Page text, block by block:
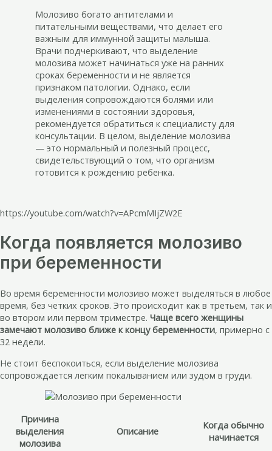
Молозиво богато антителами и
питательными веществами, что делает его
важным для иммунной защиты малыша.
Врачи подчеркивают, что выделение
молозива может начинаться уже на ранних
сроках беременности и не является
признаком патологии. Однако, если
выделения сопровождаются болями или
изменениями в состоянии здоровья,
рекомендуется обратиться к специалисту для
консультации. В целом, выделение молозива
— это нормальный и полезный процесс,
свидетельствующий о том, что организм
готовится к рождению ребенка.
https://youtube.com/watch?v=APcmMIjZW2E
Когда появляется молозиво
при беременности
Во время беременности молозиво может выделяться в любое
время, без четких сроков. Это происходит как в третьем, так и
во втором или первом триместре. Чаще всего женщины
замечают молозиво ближе к концу беременности, примерно с
32 недели.
Не стоит беспокоиться, если выделение молозива
сопровождается легким покалыванием или зудом в груди.
Причина
выделения
молозива
Описание
Когда обычно
начинается